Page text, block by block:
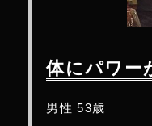
体にパワー
男性 53歳